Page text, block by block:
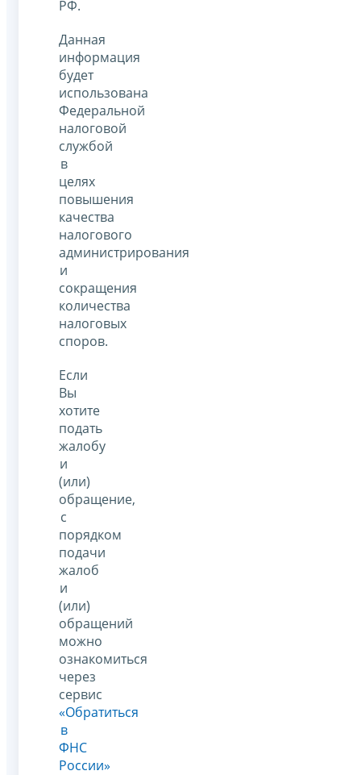
РФ.
Данная
информация
будет
использована
Федеральной
налоговой
службой
в
целях
повышения
качества
налогового
администрирования
и
сокращения
количества
налоговых
споров.
Если
Вы
хотите
подать
жалобу
и
(или)
обращение,
с
порядком
подачи
жалоб
и
(или)
обращений
можно
ознакомиться
через
сервис
«Обратиться
в
ФНС
России»